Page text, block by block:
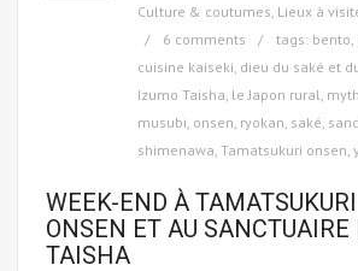
Culture & coutumes Lieux à
6 comments
tags: bento
cuisine kaiseki dieu du saké et
Izumo Taisha le Japon rural
musubi onsen ryokan saké
shimenawa Tamatsukuri onsen
WEEK-END À TAMATSUKURI
ONSEN ET AU SANCTUAIRE
TAISHA